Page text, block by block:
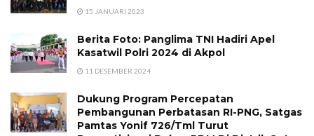
15 JANUARI 2023
Berita Foto: Panglima TNI Hadiri Apel
Kasatwil Polri 2024 di Akpol
11 DESEMBER 2024
Dukung Program Percepatan
Pembangunan Perbatasan RI-PNG, Satgas
Pamtas Yonif 726/Tml Turut